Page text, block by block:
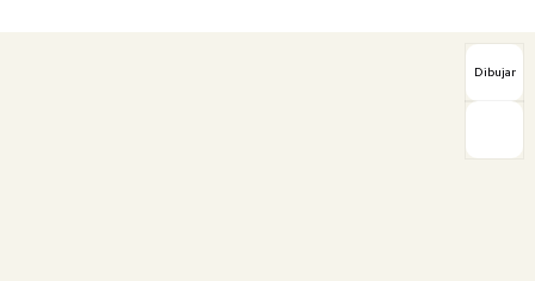
Dibujar